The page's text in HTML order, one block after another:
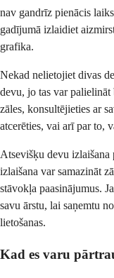
nav gandrīz pienācis
gadījumā izlaidiet
grafika.
Nekad nelietojiet divas
devu, jo tas var
zāles, konsultējieties ar
atcerēties, vai arī par to,
Atsevišķu devu izlaišana
izlaišana var samazināt
stāvokļa paasinājumus.
savu ārstu, lai saņemtu
lietošanas.
Kad es varu